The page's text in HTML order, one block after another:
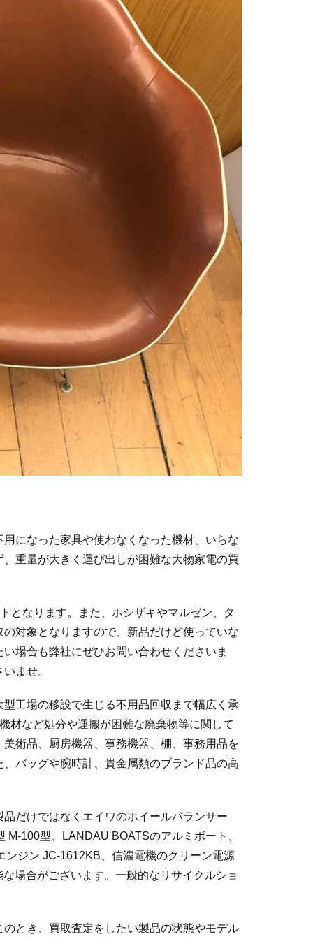
になった家具や使わなくなった機材、いらな
重量が大きく運び出しが困難な大物家電の買
となります。また、ホシザキやマルゼン、タ
対象となりますので、新品だけど使っていな
場合も弊社にぜひお問い合わせくださいま
ませ。
工場の移設で生じる不用品回収まで幅広く承
材など処分や運搬が困難な廃棄物等に関して
術品、厨房機器、事務機器、棚、事務用品を
バッグや腕時計、貴金属類のブランド品の高
だけではなくエイワのホイールバランサー
100型、LANDAU BOATSのアルミボート、
ジン JC-1612KB、信濃電機のクリーン電源
場合がございます。一般的なリサイクルショ
とき、買取査定をしたい製品の状態やモデル